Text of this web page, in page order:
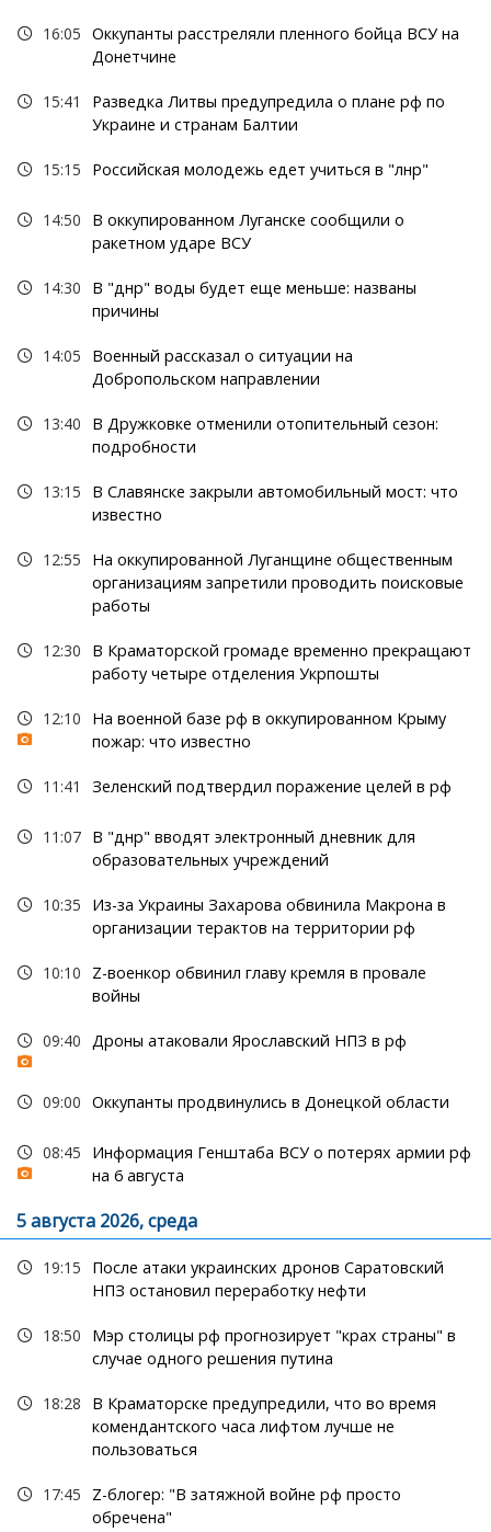
16:05 Оккупанты расстреляли пленного бойца ВСУ на
Донетчине
15:41
Разведка Литвы предупредила о плане рф по
Украине и странам Балтии
15:15 Российская молодежь едет учиться в "лнр"
14:50
В оккупированном Луганске сообщили о
ракетном ударе ВСУ
14:30
В "днр" воды будет еще меньше: названы
причины
14:05
Военный рассказал о ситуации на
Добропольском направлении
13:40
В Дружковке отменили отопительный сезон:
подробности
13:15
В Славянске закрыли автомобильный мост: что
известно
12:55
На оккупированной Луганщине общественным
организациям запретили проводить поисковые
работы
12:30
В Краматорской громаде временно прекращают
работу четыре отделения Укрпошты
12:10
На военной базе рф в оккупированном Крыму
пожар: что известно
11:41 Зеленский подтвердил поражение целей в рф
11:07 В "днр" вводят электронный дневник для
образовательных учреждений
10:35
Из-за Украины Захарова обвинила Макрона в
организации терактов на территории рф
10:10
Z-военкор обвинил главу кремля в провале
войны
09:40 Дроны атаковали Ярославский НПЗ в рф
09:00 Оккупанты продвинулись в Донецкой области
08:45
Информация Генштаба ВСУ о потерях армии рф
на 6 августа
5 августа 2026, среда
19:15
После атаки украинских дронов Саратовский
НПЗ остановил переработку нефти
18:50
Мэр столицы рф прогнозирует "крах страны" в
случае одного решения путина
18:28
В Краматорске предупредили, что во время
комендантского часа лифтом лучше не
пользоваться
17:45
Z-блогер: "В затяжной войне рф просто
обречена"